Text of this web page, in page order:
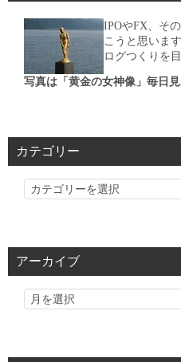
IPOやFX、そ
こうと思いま
ログつくりを
写真は「黄金の女神像」毎日
カテゴリー
カ
リ
アーカイブ